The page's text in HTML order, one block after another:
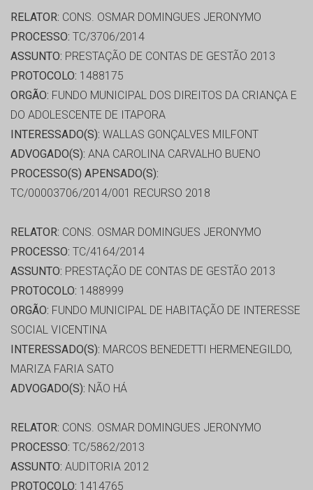
RELATOR: CONS. OSMAR DOMINGUES JERONYMO
PROCESSO: TC/3706/2014
ASSUNTO: PRESTAÇÃO DE CONTAS DE GESTÃO 2013
PROTOCOLO: 1488175
ORGÃO: FUNDO MUNICIPAL DOS DIREITOS DA CRIANÇA E
DO ADOLESCENTE DE ITAPORA
INTERESSADO(S): WALLAS GONÇALVES MILFONT
ADVOGADO(S): ANA CAROLINA CARVALHO BUENO
PROCESSO(S) APENSADO(S):
TC/00003706/2014/001 RECURSO 2018
RELATOR: CONS. OSMAR DOMINGUES JERONYMO
PROCESSO: TC/4164/2014
ASSUNTO: PRESTAÇÃO DE CONTAS DE GESTÃO 2013
PROTOCOLO: 1488999
ORGÃO: FUNDO MUNICIPAL DE HABITAÇÃO DE INTERESSE
SOCIAL VICENTINA
INTERESSADO(S): MARCOS BENEDETTI HERMENEGILDO,
MARIZA FARIA SATO
ADVOGADO(S): NÃO HÁ
RELATOR: CONS. OSMAR DOMINGUES JERONYMO
PROCESSO: TC/5862/2013
ASSUNTO: AUDITORIA 2012
PROTOCOLO: 1414765